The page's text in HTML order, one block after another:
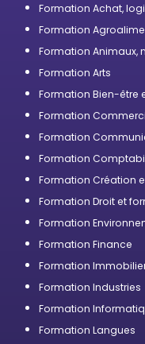
Formation Achat,
Formation
Formation Animaux,
Formation Arts
Formation Bien-être
Formation
Formation
Formation
Formation Création
Formation Droit et
Formation
Formation Finance
Formation
Formation Industries
Formation
Formation Langues